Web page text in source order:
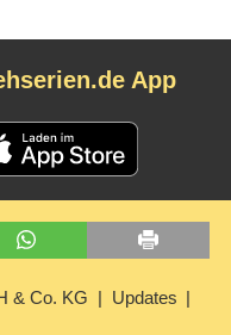
App
& Co. KG Updates